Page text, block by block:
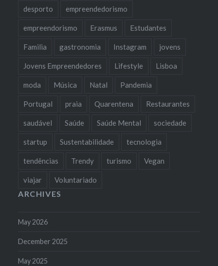
desporto empreendedorismo
empreendorismo Erasmus Estudantes
Familia gastronomia Instagram jovens
Jovens Empreendedores Lifestyle Lisboa
moda Música Natal Pandemia
Portugal praia Quarentena Restaurantes
saudável Saúde Saúde Mental sociedade
startup Sustentabilidade tecnologia
tendências Trendy turismo Vegan
viajar Voluntariado
ARCHIVES
May 2026
December 2025
May 2025